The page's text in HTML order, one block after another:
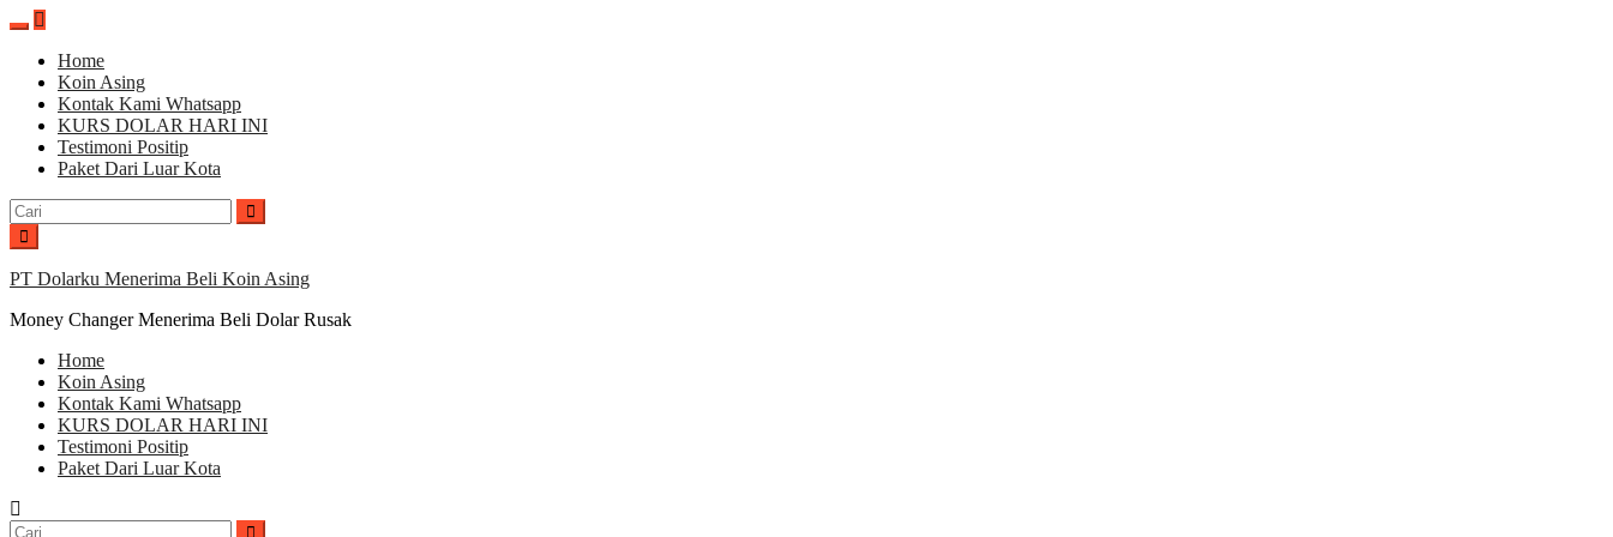
Lompat
kontenHome
Koin Asing
Kontak Kami Whatsapp
KURS DOLAR HARI INI
Testimoni Positip
Paket Dari Luar Kota
Cari
untuk:
PT Dolarku Menerima Beli Koin Asing
Money Changer Menerima Beli Dolar Rusak
Home
Koin Asing
Kontak Kami Whatsapp
KURS DOLAR HARI INI
Testimoni Positip
Paket Dari Luar Kota
Cari